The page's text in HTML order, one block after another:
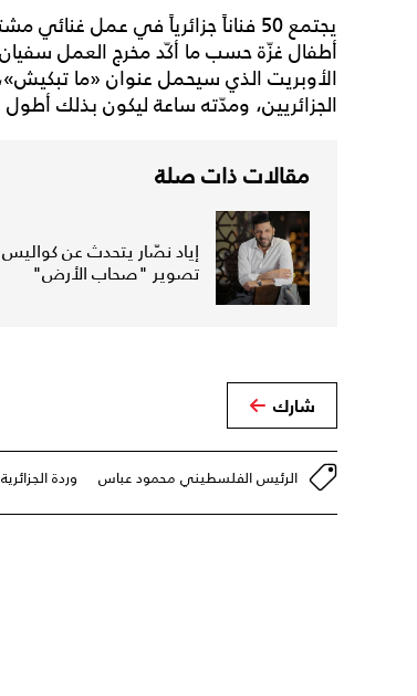
يجتمع 50 فناناً جزائرياً في عمل
أطفال غزّة حسب ما أكّد مخرج العمل
الأوبريت الذي سيحمل عنوان «ما
الجزائريين، ومدّته ساعة ليكون بذلك
مقالات ذات صلة
إياد نصّار يتحدث عن كواليس
تصوير "صحاب الأرض"
شارك
الرئيس الفلسطيني محمود عباس وردة الجزائرية